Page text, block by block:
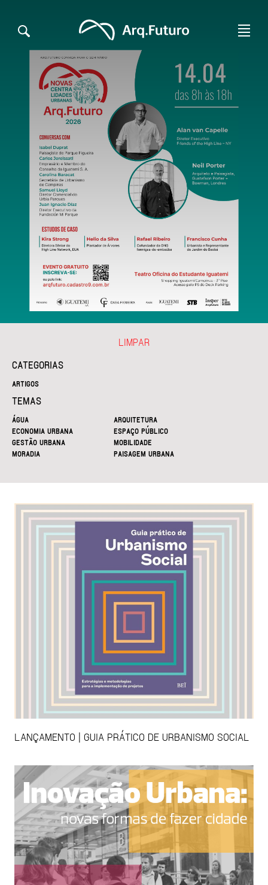
CATEGORIAS
ARTIGOS
TEMAS
ÁGUA
ARQUITETURA
ECONOMIA URBANA
ESPAÇO PÚBLICO
GESTÃO URBANA
MOBILIDADE
MORADIA
PAISAGEM URBANA
LIMPAR
LANÇAMENTO | GUIA PRÁTICO DE URBANISMO SOCIAL